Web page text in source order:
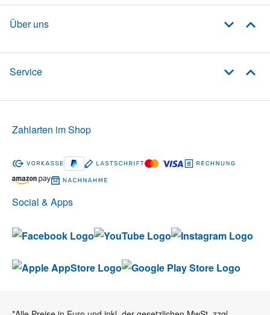
Über uns
Service
Social & Apps
Zahlarten im Shop